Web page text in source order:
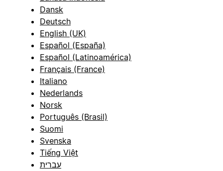
Dansk
Deutsch
English (UK)
Español (España)
Español (Latinoamérica)
Français (France)
Italiano
Nederlands
Norsk
Português (Brasil)
Suomi
Svenska
Tiếng Việt
עברית